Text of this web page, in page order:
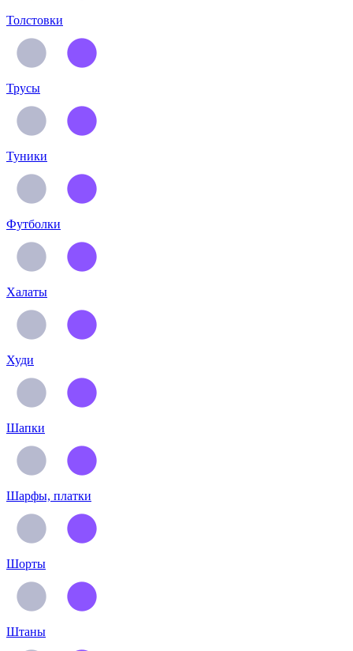
Толстовки
Трусы
Туники
Футболки
Халаты
Худи
Шапки
Шарфы, платки
Шорты
Штаны